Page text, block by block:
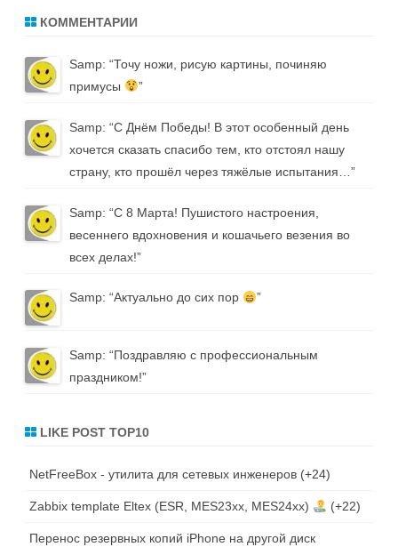
КОММЕНТАРИИ
Samp: “Точу ножи, рисую картины, починяю
примусы
”
Samp: “С Днём Победы! В этот особенный день
хочется сказать спасибо тем, кто отстоял нашу
страну, кто прошёл через тяжёлые испытания… ”
Samp: “С 8 Марта! Пушистого настроения,
весеннего вдохновения и кошачьего везения во
всех делах!”
Samp: “Актуально до сих пор ”
Samp: “Поздравляю с профессиональным
праздником!”
LIKE POST TOP10
NetFreeBox - утилита для сетевых инженеров +24
Zabbix template Eltex (ESR, MES23xx, MES24xx) +22
Перенос резервных копий iPhone на другой диск